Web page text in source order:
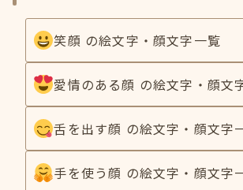
笑顔 の絵文字・顔文字一覧
愛情のある顔 の絵文字・顔文
舌を出す顔 の絵文字・顔文字
手を使う顔 の絵文字・顔文字